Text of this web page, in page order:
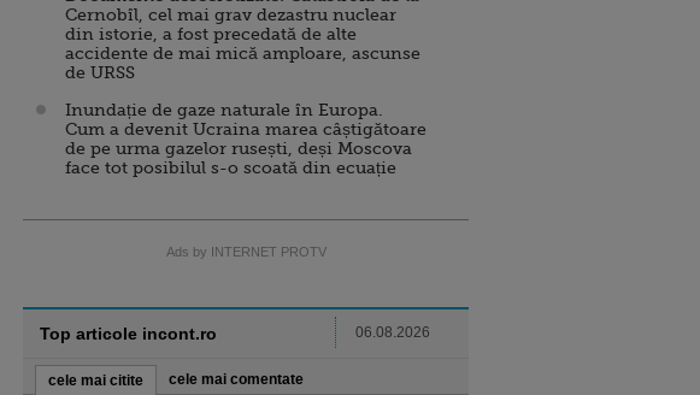
Cernobîl, cel mai grav dezastru nuclear
din istorie, a fost precedată de alte
accidente de mai mică amploare, ascunse
de URSS
Inundație de gaze naturale în Europa.
Cum a devenit Ucraina marea câștigătoare
de pe urma gazelor rusești, deși Moscova
face tot posibilul s-o scoată din ecuație
Ads by INTERNET PROTV
Top articole incont.ro 06.08.2026
cele mai citite cele mai comentate